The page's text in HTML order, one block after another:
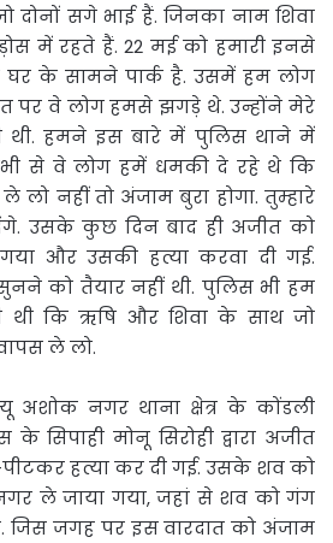
सगे भाई हैं. जिनका नाम शिवा
में रहते हैं. 22 मई को हमारी इनसे
घर के सामने पार्क है. उसमें हम लोग
पर वे लोग हमसे झगड़े थे. उन्होंने मेरे
थी. हमने इस बारे में पुलिस थाने में
से वे लोग हमें धमकी दे रहे थे कि
लो नहीं तो अंजाम बुरा होगा. तुम्हारे
उसके कुछ दिन बाद ही अजीत को
और उसकी हत्या करवा दी गई.
को तैयार नहीं थी. पुलिस भी हम
थी कि ऋषि और शिवा के साथ जो
ले लो.
अशोक नगर थाना क्षेत्र के कोंडली
सिपाही मोनू सिरोही द्वारा अजीत
हत्या कर दी गई. उसके शव को
ले जाया गया, जहां से शव को गंग
जगह पर इस वारदात को अंजाम